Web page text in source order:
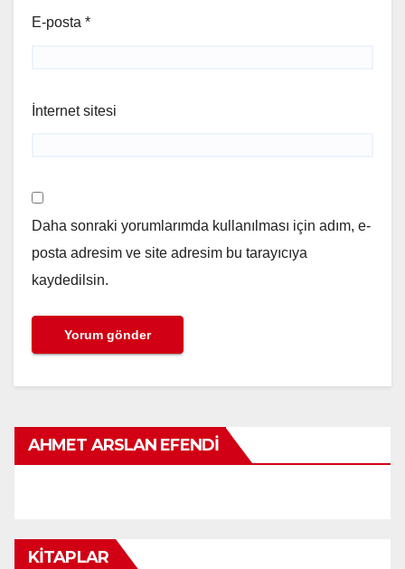
E-posta *
İnternet sitesi
Daha sonraki yorumlarımda kullanılması için adım, e-
posta adresim ve site adresim bu tarayıcıya
kaydedilsin.
AHMET ARSLAN EFENDI
KİTAPLAR